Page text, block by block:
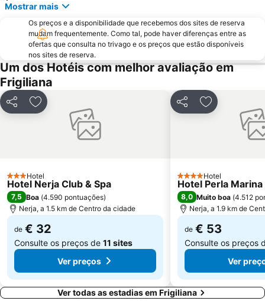
Benajarafe
Arena of La Malagueta
Parque del Oeste
Alcazaba
Semana Santa
Marqués de Larios
Carretera de Cádiz
La Térmica
La Caleta
Plaza de la Marina
Navidad
San Pedro
San Cristóbal
Palacete La Najarra
Puerta de la Cruz
Ayuntamiento de Málaga
Mostrar mais
Os preços e a disponibilidade que recebemos dos sites de reserva
mudam frequentemente. Como tal, pode haver diferenças entre as
ofertas que consulta no trivago e os preços que estão disponíveis
nos sites de reserva.
Um dos Hotéis com melhor avaliação em
Frigiliana
PartilharAdicionar aos favoritos
3 Estrelas
Hotel
Hotel Nerja Club & Spa
7,5 Boa (4.590 pontuações)
Nerja, a 1.5 km de Centro da cidade
de € 32
Consulte os preços de 11 sites
Ver preços
PartilharAdicionar
4 Estrelas
Hotel
Hotel Perla Marina
8,0 Muito boa (4.512
Nerja, a 1.9 km de
de € 53
Consulte os preços
Ver
Ver todas as estadias em Frigiliana